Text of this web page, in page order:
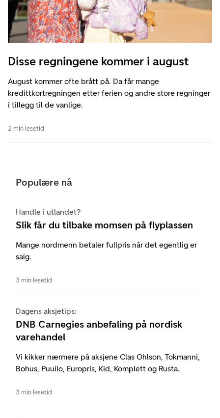
Disse regningene kommer i august
August kommer ofte brått på. Da får mange
kredittkortregningen etter ferien og andre store regninger
i tillegg til de vanlige.
2 min lesetid
Populære nå
Handle i utlandet?
Slik får du tilbake momsen på flyplassen
Mange nordmenn betaler fullpris når det egentlig er
salg.
3 min lesetid
Dagens aksjetips:
DNB Carnegies anbefaling på nordisk
varehandel
Vi kikker nærmere på aksjene Clas Ohlson, Tokmanni,
Bohus, Puuilo, Europris, Kid, Komplett og Rusta.
3 min lesetid